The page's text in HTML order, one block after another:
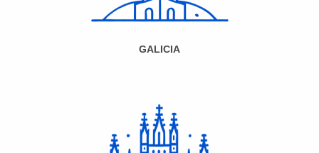
GALICIA